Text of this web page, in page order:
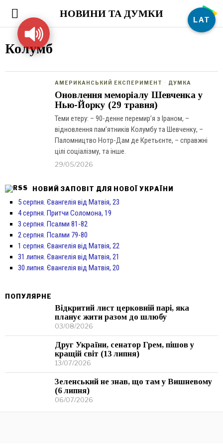
НОВИНИ ТА ДУМКИ
Колумб
АМЕРИКАНСЬКИЙ ЕКСПЕРИМЕНТ · ДУМКА
Оновлення меморіалу Шевченка у
Нью-Йорку (29 травня)
Теми етеру: – 90-денне перемир’я з Іраном, –
відновлення пам’ятників Колумбу та Шевченку, –
Паломництво Нотр-Дам де Кретьєнте, – справжні
цілі соціалізму, та інше.
29/05/2026
НОВИЙ ЗАПОВІТ ДЛЯ НОВОЇ УКРАЇНИ
5 серпня. Євангелія від Матвія, 23
4 серпня. Притчи Соломона, 19
3 серпня. Псалми 81-82
2 серпня. Псалми 79-80
1 серпня. Євангелія від Матвія, 22
31 липня. Євангелія від Матвія, 21
30 липня. Євангелія від Матвія, 20
ПОПУЛЯРНЕ
Відкритий лист церковній парі, яка
планує жити разом до шлюбу
03/08/2026
Друг України, сенатор Грем, пішов у
кращій світ (13 липня)
13/07/2026
Зеленський не знав, що там у Вишневому
(6 липня)
06/07/2026
LAT